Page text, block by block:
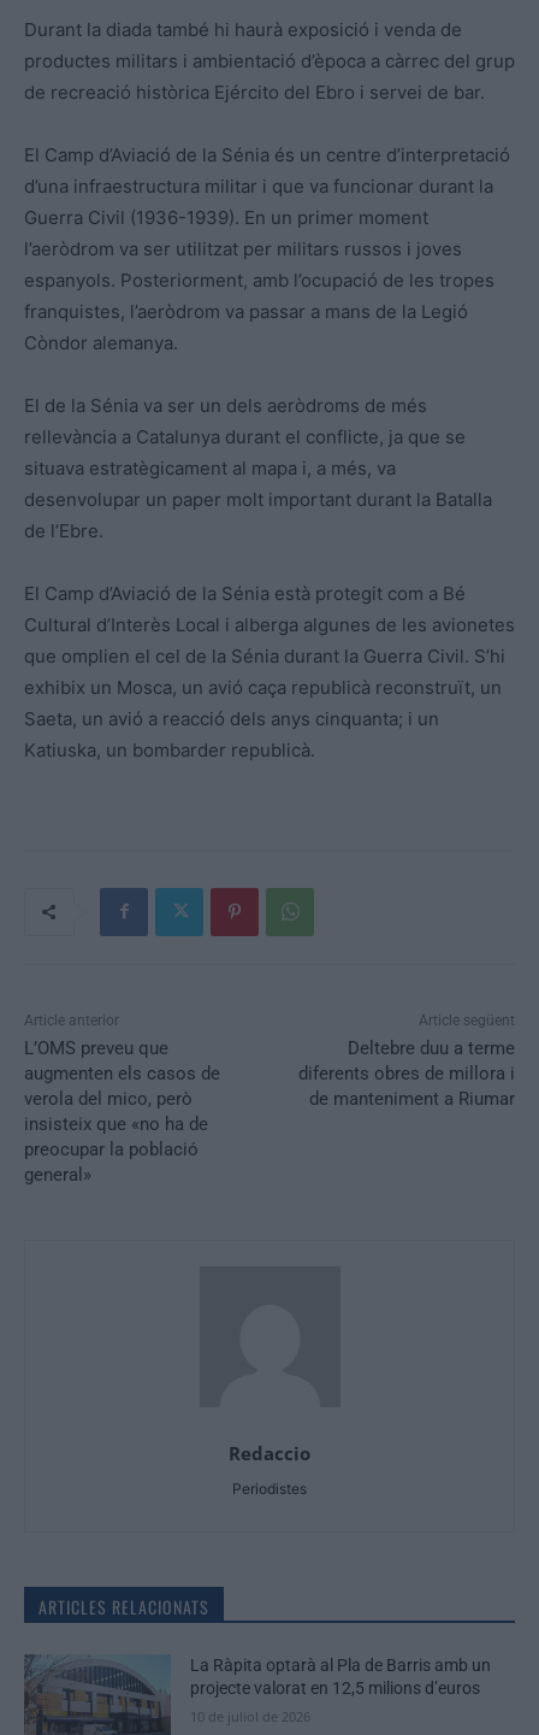
Durant la diada també hi haurà exposició i venda de
productes militars i ambientació d’època a càrrec del grup
de recreació històrica Ejército del Ebro i servei de bar.
El Camp d’Aviació de la Sénia és un centre d’interpretació
d’una infraestructura militar i que va funcionar durant la
Guerra Civil (1936-1939). En un primer moment
l’aeròdrom va ser utilitzat per militars russos i joves
espanyols. Posteriorment, amb l’ocupació de les tropes
franquistes, l’aeròdrom va passar a mans de la Legió
Còndor alemanya.
El de la Sénia va ser un dels aeròdroms de més
rellevància a Catalunya durant el conflicte, ja que se
situava estratègicament al mapa i, a més, va
desenvolupar un paper molt important durant la Batalla
de l’Ebre.
El Camp d’Aviació de la Sénia està protegit com a Bé
Cultural d’Interès Local i alberga algunes de les avionetes
que omplien el cel de la Sénia durant la Guerra Civil. S’hi
exhibix un Mosca, un avió caça republicà reconstruït, un
Saeta, un avió a reacció dels anys cinquanta; i un
Katiuska, un bombarder republicà.
Article anterior
L’OMS preveu que
augmenten els casos de
verola del mico, però
insisteix que «no ha de
preocupar la població
general»
Article següent
Deltebre duu a terme
diferents obres de millora i
de manteniment a Riumar
Redaccio
Periodistes
ARTICLES RELACIONATS
La Ràpita optarà al Pla de Barris amb un
projecte valorat en 12,5 milions d’euros
10 de juliol de 2026